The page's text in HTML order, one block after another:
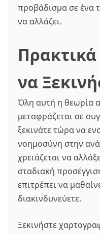
προβάδισμα σε ένα
να αλλάζει.
να
Όλη αυτή η θεωρία
μεταφράζεται σε
ξεκινάτε τώρα να
νοημοσύνη στην
χρειάζεται να
σταδιακή
επιτρέπει να
διακινδυνεύετε.
Ξεκινήστε